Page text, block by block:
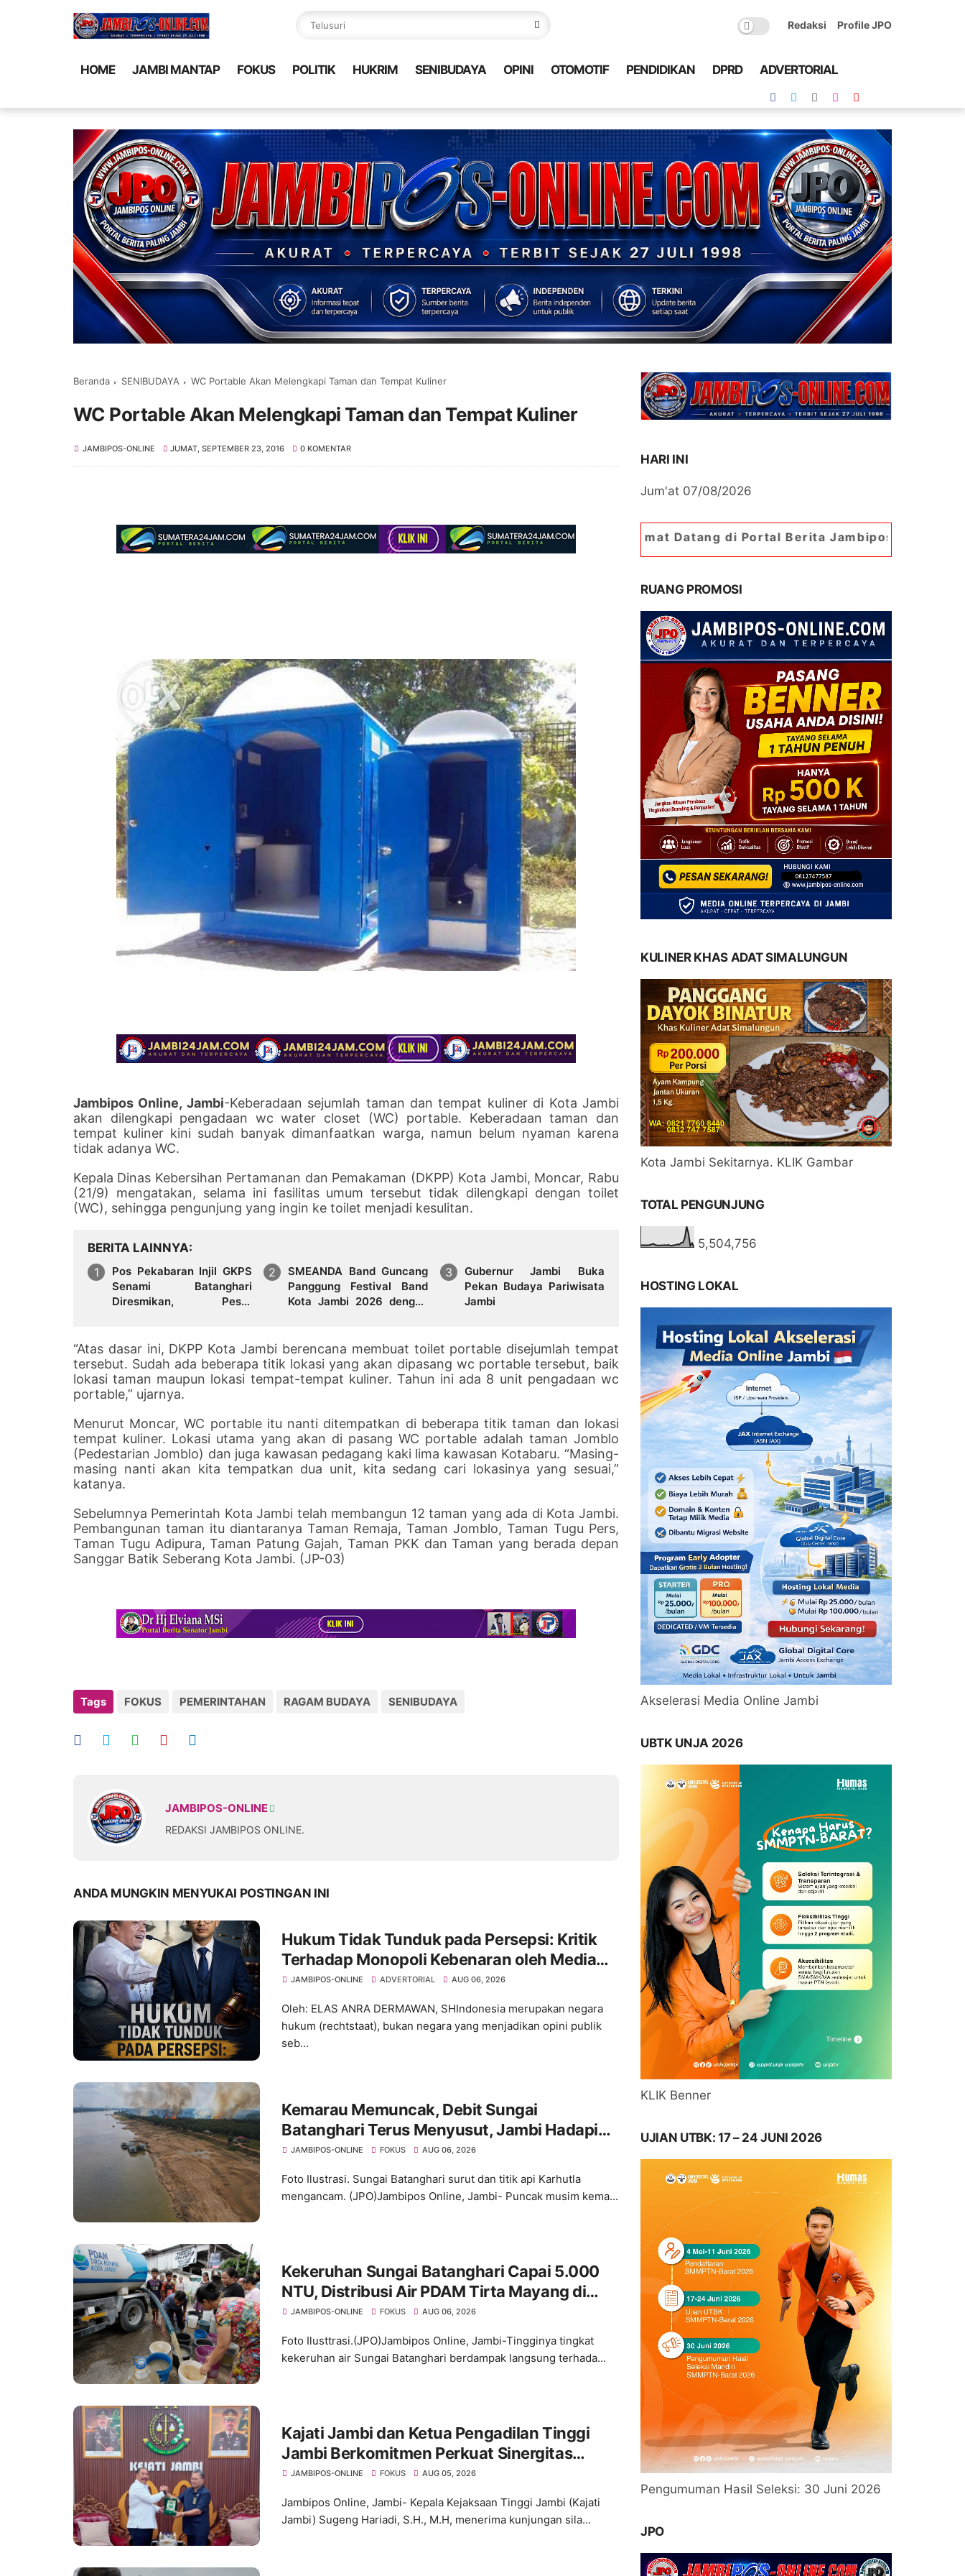
Redaksi Profile JPO
HOME JAMBI MANTAP FOKUS POLITIK HUKRIM SENIBUDAYA OPINI OTOMOTIF PENDIDIKAN DPRD ADVERTORIAL
Beranda SENIBUDAYA WC Portable Akan Melengkapi Taman dan Tempat Kuliner
WC Portable Akan Melengkapi Taman dan Tempat Kuliner
JAMBIPOS-ONLINE JUMAT, SEPTEMBER 23, 2016 0 KOMENTAR
Jambipos Online, Jambi-Keberadaan sejumlah taman dan tempat kuliner di Kota Jambi
akan dilengkapi pengadaan wcwater closet (WC) portable. Keberadaan taman dan
tempat kuliner kini sudah banyak dimanfaatkan warga, namun belum nyaman karena
tidak adanya WC.
Kepala Dinas Kebersihan Pertamanan dan Pemakaman (DKPP) Kota Jambi, Moncar, Rabu
(21/9) mengatakan, selama ini fasilitas umum tersebut tidak dilengkapi dengan toilet
(WC), sehingga pengunjung yang ingin ke toilet menjadi kesulitan.
BERITA LAINNYA
Pos Pekabaran Injil GKPS
Senami Batanghari
Diresmikan, Pesta
SMEANDA Band Guncang
Panggung Festival Band
Kota Jambi 2026 dengan
Gubernur Jambi Buka
Pekan Budaya Pariwisata
Jambi
“Atas dasar ini, DKPP Kota Jambi berencana membuat toilet portable disejumlah tempat
tersebut. Sudah ada beberapa titik lokasi yang akan dipasang wc portable tersebut, baik
lokasi taman maupun lokasi tempat-tempat kuliner. Tahun ini ada 8 unit pengadaan wc
portable,” ujarnya.
Menurut Moncar, WC portable itu nanti ditempatkan di beberapa titik taman dan lokasi
tempat kuliner. Lokasi utama yang akan di pasang WC portable adalah taman Jomblo
(Pedestarian Jomblo) dan juga kawasan pedagang kaki lima kawasan Kotabaru. “Masing-
masing nanti akan kita tempatkan dua unit, kita sedang cari lokasinya yang sesuai,”
katanya.
Sebelumnya Pemerintah Kota Jambi telah membangun 12 taman yang ada di Kota Jambi.
Pembangunan taman itu diantaranya Taman Remaja, Taman Jomblo, Taman Tugu Pers,
Taman Tugu Adipura, Taman Patung Gajah, Taman PKK dan Taman yang berada depan
Sanggar Batik Seberang Kota Jambi. (JP-03)
Tags FOKUS PEMERINTAHAN RAGAM BUDAYA SENIBUDAYA
JAMBIPOS-ONLINE
REDAKSI JAMBIPOS ONLINE.
ANDA MUNGKIN MENYUKAI POSTINGAN INI
Hukum Tidak Tunduk pada Persepsi: Kritik
Terhadap Monopoli Kebenaran oleh Media
dan Aktivis
JAMBIPOS-ONLINE ADVERTORIAL AUG 06, 2026
Oleh: ELAS ANRA DERMAWAN, SHIndonesia merupakan negara
hukum (rechtstaat), bukan negara yang menjadikan opini publik
seb...
Kemarau Memuncak, Debit Sungai
Batanghari Terus Menyusut, Jambi Hadapi
Ancaman Krisis Air Bersih dan Karhutla
JAMBIPOS-ONLINE FOKUS AUG 06, 2026
Foto Ilustrasi. Sungai Batanghari surut dan titik api Karhutla
mengancam. (JPO)Jambipos Online, Jambi- Puncak musim kema...
Kekeruhan Sungai Batanghari Capai 5.000
NTU, Distribusi Air PDAM Tirta Mayang di
Sejumlah Wilayah Terganggu
JAMBIPOS-ONLINE FOKUS AUG 06, 2026
Foto Ilusttrasi.(JPO)Jambipos Online, Jambi-Tingginya tingkat
kekeruhan air Sungai Batanghari berdampak langsung terhada...
Kajati Jambi dan Ketua Pengadilan Tinggi
Jambi Berkomitmen Perkuat Sinergitas
Penegakan Hukum
JAMBIPOS-ONLINE FOKUS AUG 05, 2026
Jambipos Online, Jambi- Kepala Kejaksaan Tinggi Jambi (Kajati
Jambi) Sugeng Hariadi, S.H., M.H, menerima kunjungan sila...
HARI INI
Jum'at 07/08/2026
Selamat Datang di Portal Berita Jambipos Online. Portal Berita
RUANG PROMOSI
KULINER KHAS ADAT SIMALUNGUN
Kota Jambi Sekitarnya. KLIK Gambar
TOTAL PENGUNJUNG
5,504,756
HOSTING LOKAL
Akselerasi Media Online Jambi
UBTK UNJA 2026
KLIK Benner
UJIAN UTBK: 17 – 24 JUNI 2026
Pengumuman Hasil Seleksi: 30 Juni 2026
JPO